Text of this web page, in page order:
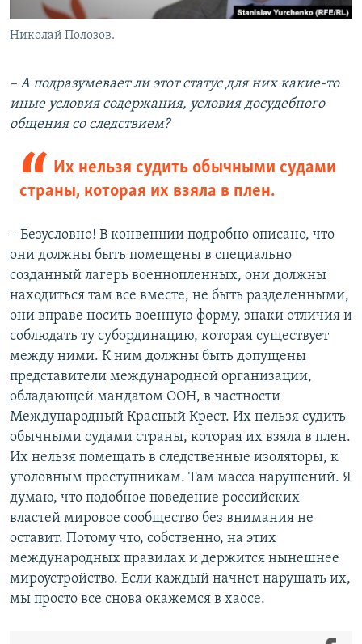
Николай Полозов.
– А подразумевает ли этот статус для них какие-то
иные условия содержания, условия досудебного
общения со следствием?
Их нельзя судить обычными судами
страны, которая их взяла в плен.
– Безусловно! В конвенции подробно описано, что
они должны быть помещены в специально
созданный лагерь военнопленных, они должны
находиться там все вместе, не быть разделенными,
они вправе носить военную форму, знаки отличия и
соблюдать ту субординацию, которая существует
между ними. К ним должны быть допущены
представители международной организации,
обладающей мандатом ООН, в частности
Международный Красный Крест. Их нельзя судить
обычными судами страны, которая их взяла в плен.
Их нельзя помещать в следственные изоляторы, к
уголовным преступникам. Там масса нарушений. Я
думаю, что подобное поведение российских
властей мировое сообщество без внимания не
оставит. Потому что, собственно, на этих
международных правилах и держится нынешнее
мироустройство. Если каждый начнет нарушать их,
мы просто все снова окажемся в хаосе.